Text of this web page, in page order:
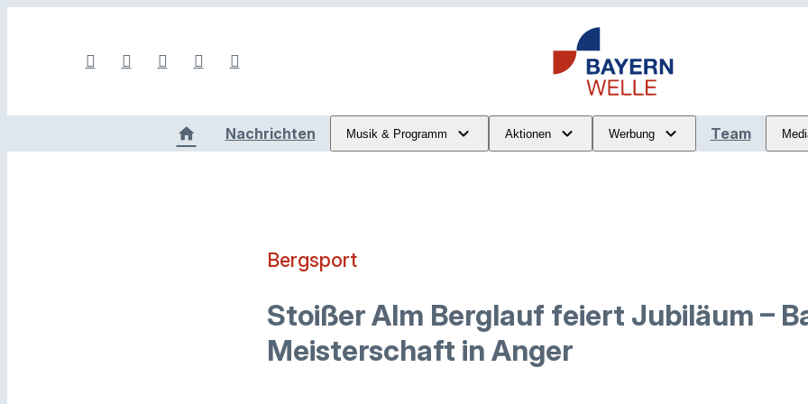
Nachrichten Musik & Programm Aktionen Werbung Team
Bergsport
Stoißer Alm Berglauf feiert Jubiläum –
Meisterschaft in Anger